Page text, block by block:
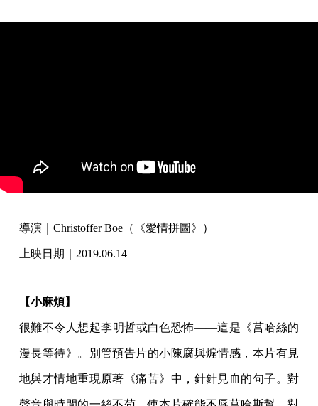
導演｜Christoffer Boe（《愛情拼圖》）
上映日期｜2019.06.14
【小麻煩】
很難不令人想起李明哲或白色恐怖——這是《莒哈絲的
漫長等待》。別管預告片的小陳腐與煽情感，本片有見
地與才情地重現原著《痛苦》中，針針見血的句子。對